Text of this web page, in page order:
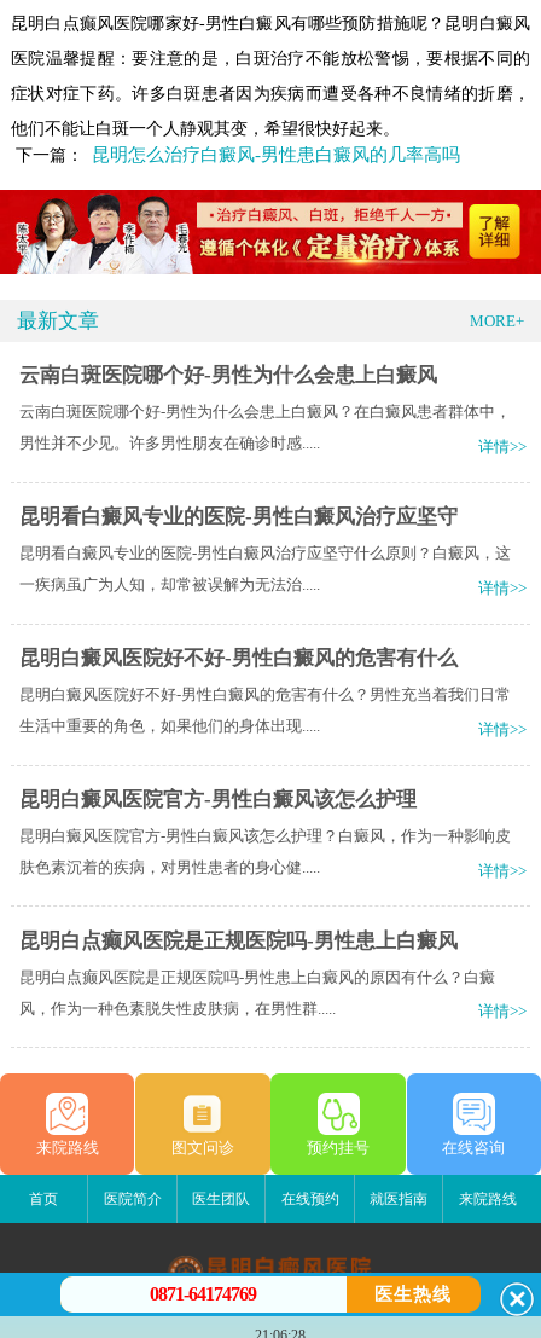
昆明白点癫风医院哪家好-男性白癜风有哪些预防措施呢？昆明白癜风
医院温馨提醒：要注意的是，白斑治疗不能放松警惕，要根据不同的
症状对症下药。许多白斑患者因为疾病而遭受各种不良情绪的折磨，
他们不能让白斑一个人静观其变，希望很快好起来。
下一篇：
昆明怎么治疗白癜风-男性患白癜风的几率高吗
最新文章 MORE+
云南白斑医院哪个好-男性为什么会患上白癜风
云南白斑医院哪个好-男性为什么会患上白癜风？在白癜风患者群体中，
男性并不少见。许多男性朋友在确诊时感.....
详情>>
昆明看白癜风专业的医院-男性白癜风治疗应坚守
昆明看白癜风专业的医院-男性白癜风治疗应坚守什么原则？白癜风，这
一疾病虽广为人知，却常被误解为无法治.....
详情>>
昆明白癜风医院好不好-男性白癜风的危害有什么
昆明白癜风医院好不好-男性白癜风的危害有什么？男性充当着我们日常
生活中重要的角色，如果他们的身体出现.....
详情>>
昆明白癜风医院官方-男性白癜风该怎么护理
昆明白癜风医院官方-男性白癜风该怎么护理？白癜风，作为一种影响皮
肤色素沉着的疾病，对男性患者的身心健.....
详情>>
昆明白点癫风医院是正规医院吗-男性患上白癜风
昆明白点癫风医院是正规医院吗-男性患上白癜风的原因有什么？白癜
风，作为一种色素脱失性皮肤病，在男性群.....
详情>>
来院路线 图文问诊 预约挂号 在线咨询
首页 医院简介 医生团队 在线预约 就医指南 来院路线
昆明白癜风医院
0871-64174769 医生热线